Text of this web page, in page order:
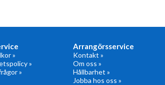
»
»
»
Arrangörsservice
Kontakt »
Om oss »
Hållbarhet »
Jobba hos oss »